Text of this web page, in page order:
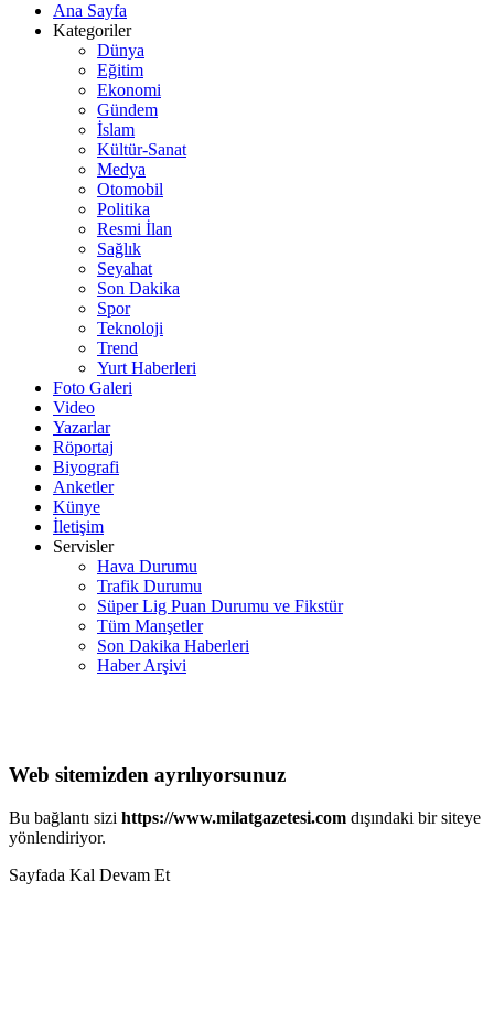
Ana Sayfa
Kategoriler
Dünya
Eğitim
Ekonomi
Gündem
İslam
Kültür-Sanat
Medya
Otomobil
Politika
Resmi İlan
Sağlık
Seyahat
Son Dakika
Spor
Teknoloji
Trend
Yurt Haberleri
Foto Galeri
Video
Yazarlar
Röportaj
Biyografi
Anketler
Künye
İletişim
Servisler
Hava Durumu
Trafik Durumu
Süper Lig Puan Durumu ve Fikstür
Tüm Manşetler
Son Dakika Haberleri
Haber Arşivi
Web sitemizden ayrılıyorsunuz
Bu bağlantı sizi https://www.milatgazetesi.com dışındaki bir siteye
yönlendiriyor.
Sayfada Kal Devam Et